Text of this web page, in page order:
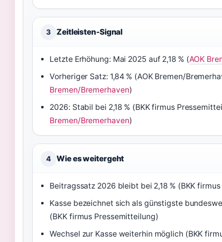
3 Zeitleisten-Signal
Letzte Erhöhung: Mai 2025 auf 2,18 % (AOK
Vorheriger Satz: 1,84 % (AOK Bremen/
Bremen/Bremerhaven)
2026: Stabil bei 2,18 % (BKK firmus
Bremen/Bremerhaven)
4 Wie es weitergeht
Beitragssatz 2026 bleibt bei 2,18 % (BKK
Kasse bezeichnet sich als günstigste
(BKK firmus Pressemitteilung)
Wechsel zur Kasse weiterhin möglich (BKK